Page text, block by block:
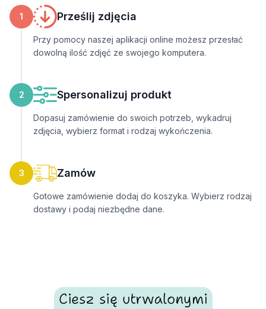
1 Prześlij zdjęcia
Przy pomocy naszej aplikacji online możesz przesłać
dowolną ilość zdjęć ze swojego komputera.
2 Spersonalizuj produkt
Dopasuj zamówienie do swoich potrzeb, wykadruj
zdjęcia, wybierz format i rodzaj wykończenia.
3 Zamów
Gotowe zamówienie dodaj do koszyka. Wybierz rodzaj
dostawy i podaj niezbędne dane.
Ciesz się utrwalonymi